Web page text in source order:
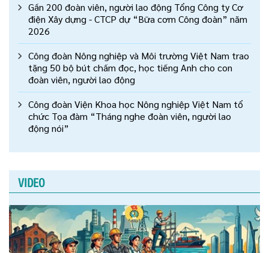
Gần 200 đoàn viên, người lao động Tổng Công ty Cơ
điện Xây dựng - CTCP dự “Bữa cơm Công đoàn” năm
2026
Công đoàn Nông nghiệp và Môi trường Việt Nam trao
tặng 50 bộ bút chấm đọc, học tiếng Anh cho con
đoàn viên, người lao động
Công đoàn Viện Khoa học Nông nghiệp Việt Nam tổ
chức Tọa đàm “Tháng nghe đoàn viên, người lao
động nói”
VIDEO